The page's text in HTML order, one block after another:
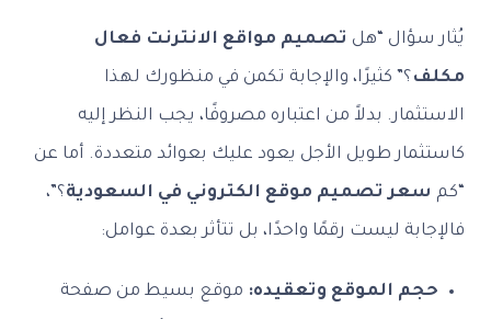
يُثار سؤال “هل تصميم مواقع الانترنت فعال
مكلف ؟” كثيرًا، والإجابة تكمن في منظورك لهذا
الاستثمار. بدلاً من اعتباره مصروفًا، يجب النظر إليه
كاستثمار طويل الأجل يعود عليك بعوائد متعددة. أما عن
“كم سعر تصميم موقع الكتروني في السعودية ؟”،
فالإجابة ليست رقمًا واحدًا، بل تتأثر بعدة عوامل:
حجم الموقع وتعقيده: موقع بسيط من صفحة